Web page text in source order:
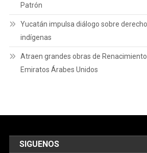
Patrón
Yucatán impulsa diálogo sobre
indígenas
Atraen grandes obras de
Emiratos Árabes Unidos
SIGUENOS